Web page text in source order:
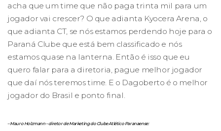
acha que um time que não paga trinta mil para um
jogador vai crescer? O que adianta Kyocera Arena, o
que adianta CT, se nós estamos perdendo hoje para o
Paraná Clube que está bem classificado e nós
estamos quase na lanterna. Então é isso que eu
quero falar para a diretoria, pague melhor jogador
que daí nós teremos time. E o Dagoberto é o melhor
jogador do Brasil e ponto final.
– Mauro Holzmann – diretor de Marketing do Clube Atlético Paranaense: